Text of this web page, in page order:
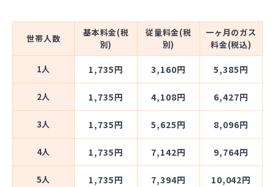
世帯人数
基本料金(税
別)
従量料金(税
別)
一ヶ月のガス
料金(税込)
1人 1,735円 3,160円 5,385円
2人 1,735円 4,108円 6,427円
3人 1,735円 5,625円 8,096円
4人 1,735円 7,142円 9,764円
5人 1,735円 7,394円 10,042円